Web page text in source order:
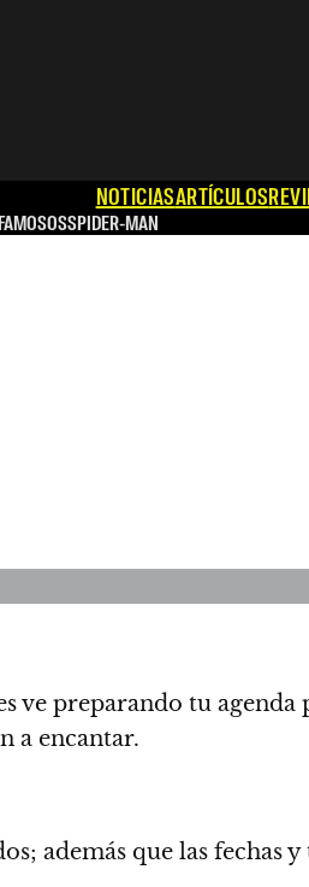
NOTICIASARTÍCULOS
SPIDER-MAN
ve preparando tu agenda
a encantar.
además que las fechas